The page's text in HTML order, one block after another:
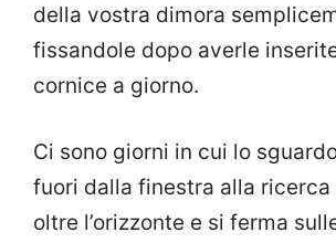
della vostra dimora
fissandole dopo averle
cornice a giorno.
Ci sono giorni in cui lo
fuori dalla finestra alla ricerca
oltre l’orizzonte e si ferma